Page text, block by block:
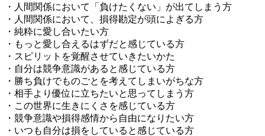
・人間関係において「負けたくない」が出てしまう方
・人間関係において、損得勘定が頭によぎる方
・純粋に愛し合いたい方
・もっと愛し合えるはずだと感じている方
・スピリットを覚醒させていきたいかた
・自分は競争意識があると感じている方
・勝ち負けでものごとを考えてしまいがちな方
・相手より優位に立ちたいと思ってしまう方
・この世界に生きにくさを感じている方
・競争意識や損得感情から自由になりたい方
・いつも自分は損をしていると感じている方